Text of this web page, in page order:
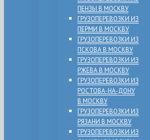
ПЕНЗЫ В МОСКВУ
ГРУЗОПЕРЕВОЗКИ ИЗ
ПЕРМИ В МОСКВУ
ГРУЗОПЕРЕВОЗКИ ИЗ
ПСКОВА В МОСКВУ
ГРУЗОПЕРЕВОЗКИ ИЗ
РЖЕВА В МОСКВУ
ГРУЗОПЕРЕВОЗКИ ИЗ
РОСТОВА-НА-ДОНУ
В МОСКВУ
ГРУЗОПЕРЕВОЗКИ ИЗ
РЯЗАНИ В МОСКВУ
ГРУЗОПЕРЕВОЗКИ ИЗ